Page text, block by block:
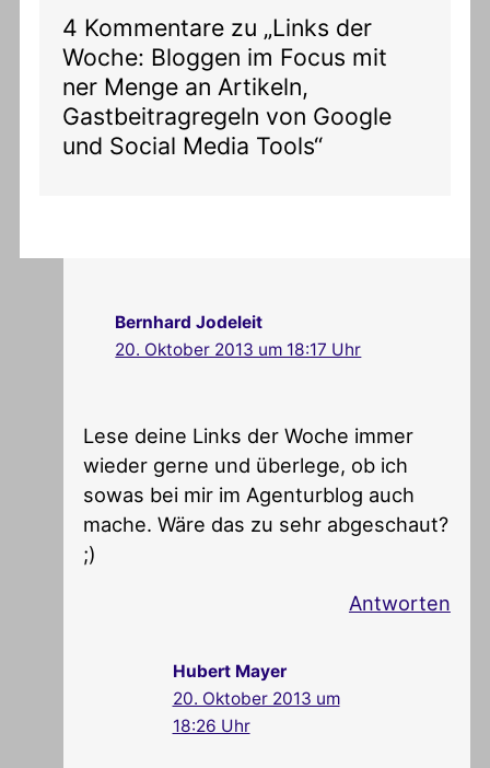
4 Kommentare zu „Links der
Woche: Bloggen im Focus mit
ner Menge an Artikeln,
Gastbeitragregeln von Google
und Social Media Tools“
Bernhard Jodeleit
20. Oktober 2013 um 18:17 Uhr
Lese deine Links der Woche immer
wieder gerne und überlege, ob ich
sowas bei mir im Agenturblog auch
mache. Wäre das zu sehr abgeschaut?
;)
Antworten
Hubert Mayer
20. Oktober 2013 um
18:26 Uhr